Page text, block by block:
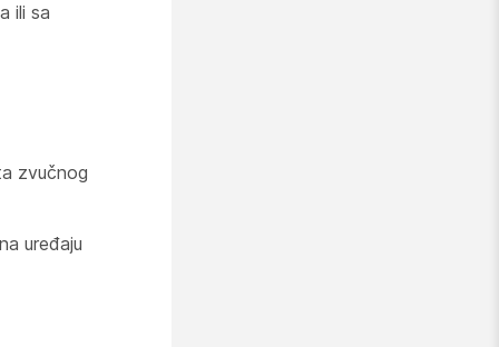
ili sa
zvučnog
uređaju